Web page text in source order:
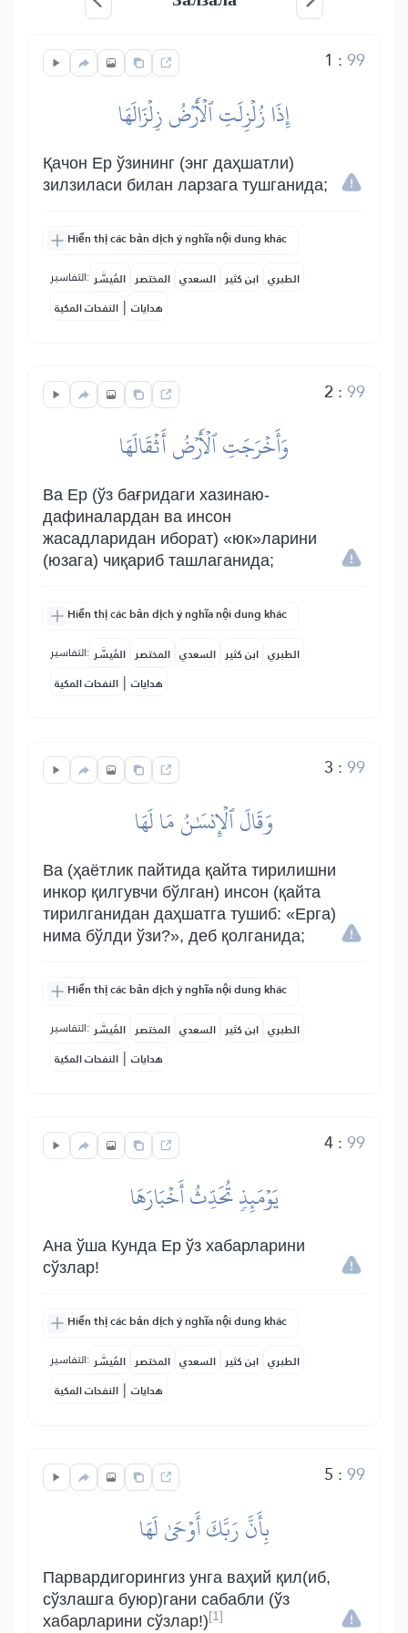
1 :99
إِذَا زُلۡزِلَتِ ٱلۡأَرۡضُ زِلۡزَالَهَا
Қачон Ер ўзининг (энг даҳшатли)
зилзиласи билан ларзага тушганида;
Hiển thị các bản dịch ý nghĩa nội dung khác
التفاسير: المُيسَّر المختصر السعدي ابن كثير الطبري
النفحات المكية | هدايات
2 :99
وَأَخۡرَجَتِ ٱلۡأَرۡضُ أَثۡقَالَهَا
Ва Ер (ўз бағридаги хазинаю-
дафиналардан ва инсон
жасадларидан иборат) «юк»ларини
(юзага) чиқариб ташлаганида;
Hiển thị các bản dịch ý nghĩa nội dung khác
التفاسير: المُيسَّر المختصر السعدي ابن كثير الطبري
النفحات المكية | هدايات
3 :99
وَقَالَ ٱلۡإِنسَٰنُ مَا لَهَا
Ва (ҳаётлик пайтида қайта тирилишни
инкор қилгувчи бўлган) инсон (қайта
тирилганидан даҳшатга тушиб: «Ерга)
нима бўлди ўзи?», деб қолганида;
Hiển thị các bản dịch ý nghĩa nội dung khác
التفاسير: المُيسَّر المختصر السعدي ابن كثير الطبري
النفحات المكية | هدايات
4:99
يَوۡمَئِذٖ تُحَدِّثُ أَخۡبَارَهَا
Ана ўша Кунда Ер ўз хабарларини
сўзлар!
Hiển thị các bản dịch ý nghĩa nội dung khác
التفاسير: المُيسَّر المختصر السعدي ابن كثير الطبري
النفحات المكية | هدايات
5 :99
بِأَنَّ رَبَّكَ أَوۡحَىٰ لَهَا
Парвардигорингиз унга ваҳий қил(иб,
сўзлашга буюр)гани сабабли (ўз
хабарларини сўзлар!) [1]